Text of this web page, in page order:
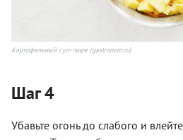
Картофельный суп-пюре (gastronom.ru)
Шаг 4
Убавьте огонь до слабого и